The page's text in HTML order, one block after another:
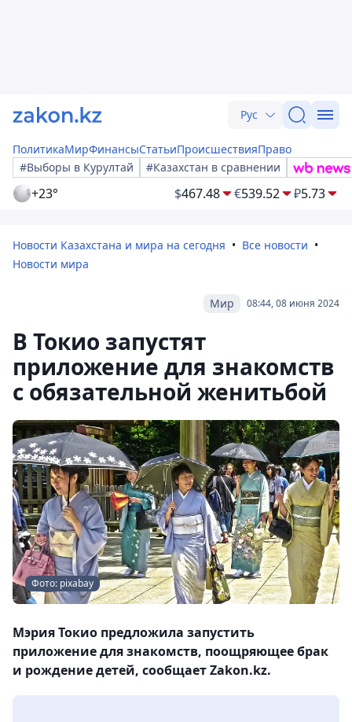
Рус
ПолитикаМирФинансыСтатьиПроисшествияПраво
#Выборы в Курултай
#Казахстан в сравнении
+23° $467.48 €539.52 ₽5.73
Новости Казахстана и мира на сегодня
Все новости
Новости мира
08:44, 08 июня 2024
Мир
В Токио запустят
приложение для знакомств
с обязательной женитьбой
Фото: pixabay
Мэрия Токио предложила запустить
приложение для знакомств, поощряющее брак
и рождение детей, сообщает Zakon.kz.